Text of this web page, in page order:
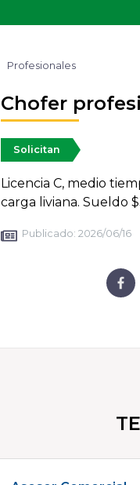
Profesionales
Chofer
Solicitan
Licencia C, medio
carga liviana. Sueldo
Publicado: 2026/06/16